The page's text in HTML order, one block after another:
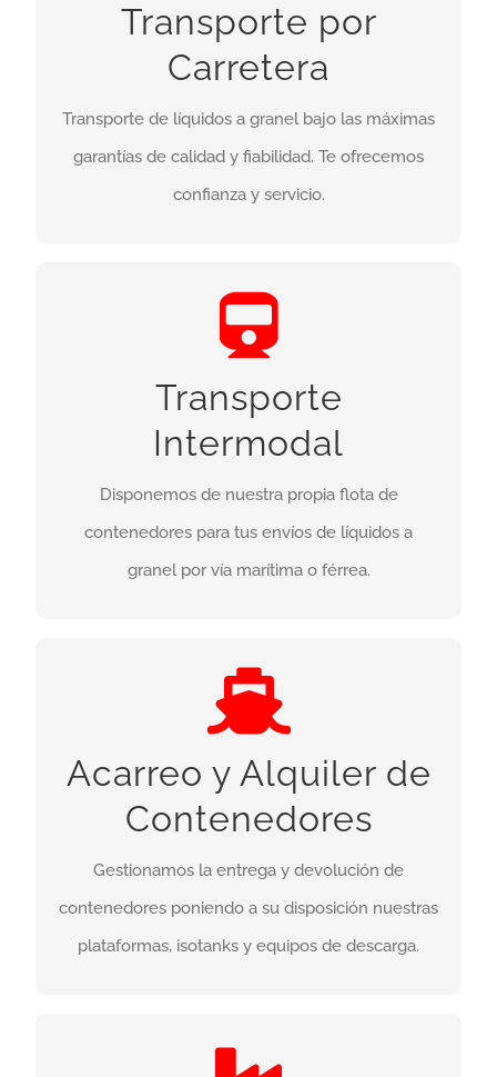
Transporte por
Carretera
Transporte de líquidos a granel bajo las máximas
garantías de calidad y fiabilidad. Te ofrecemos
confianza y servicio.
37.000 litros, monocuba o multicuba. Isotérmicas.
Compresor para descarga. Gran variedad de
Más info
Transporte
Intermodal
Disponemos de nuestra propia flota de
contenedores para tus envíos de líquidos a
granel por vía marítima o férrea.
Transporte Intermodal
Contenedores desde 21.000 hasta 34.000 litros.
Monocuba o multicuba. Isotérmicos. Nosotros
buscamos el contenedor más apropiado para tu
Más info
Acarreo y Alquiler de
Contenedores
Gestionamos la entrega y devolución de
contenedores poniendo a su disposición nuestras
plataformas, isotanks y equipos de descarga.
Acarreo y Alquiler de
Contenedores
Líderes en Barcelona y Tarragona en
acarreo de
. Disponibilidad de plataformas
ligeras para cargas netas de hasta 27 toneladas.
Gestionamos el calentamiento, entrega, lavado y
retorno de tus contenedores.
Bases Logísticas